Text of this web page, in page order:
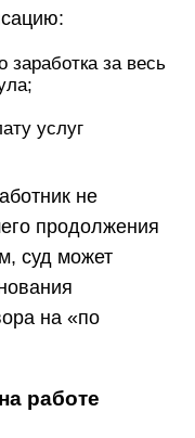
заработка за весь
услуг
не
продолжения
суд может
на «по
работе